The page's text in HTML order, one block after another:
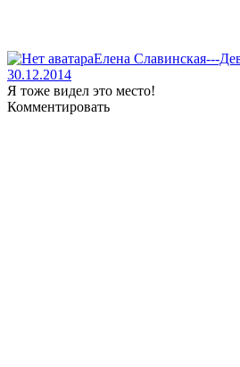
Елена Славинская---
30.12.2014
Я тоже видел это место!
Комментировать